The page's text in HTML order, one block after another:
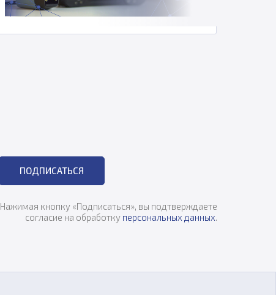
ПОДПИСАТЬСЯ
Нажимая кнопку «Подписаться», вы подтверждаете
согласие на обработку персональных данных.